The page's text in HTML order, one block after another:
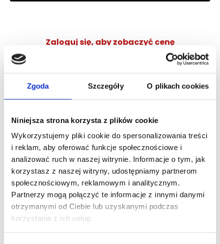
Zgoda Szczegóły O plikach cookies
Niniejsza strona korzysta z plików cookie
Wykorzystujemy pliki cookie do spersonalizowania treści
i reklam, aby oferować funkcje społecznościowe i
analizować ruch w naszej witrynie. Informacje o tym, jak
korzystasz z naszej witryny, udostępniamy partnerom
społecznościowym, reklamowym i analitycznym.
Partnerzy mogą połączyć te informacje z innymi danymi
otrzymanymi od Ciebie lub uzyskanymi podczas
korzystania z ich usług.
Zaloguj się, aby zobaczyć cenę
DOLCE&GABBANA DEVOTION POUR HOMME EDP
woda perfumowana
Dlaczego warto?
Oryginalny produkt z autoryzowanej
dystrybucji
Wysyłka 24h z magazynu w Polsce